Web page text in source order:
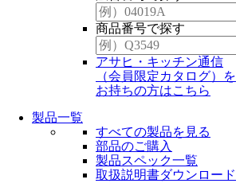
商品番号で探す
アサヒ・キッチン通信
（会員限定カタログ）を
お持ちの方はこちら
製品一覧
すべての製品を見る
部品のご購入
製品スペック一覧
取扱説明書ダウンロード